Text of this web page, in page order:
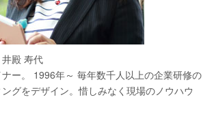
殿 寿代
ー。 1996年～ 毎年数千人以上の企業研修の
グをデザイン。惜しみなく現場のノウハウ